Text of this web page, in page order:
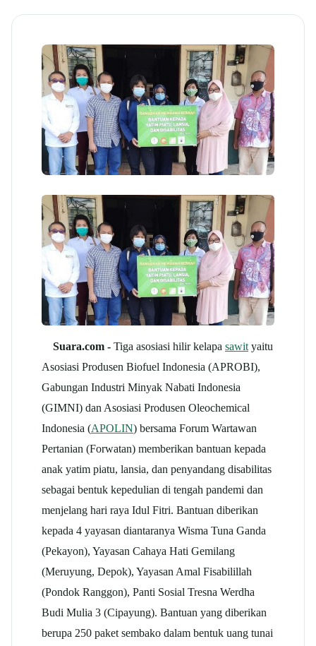
Suara.com - Tiga asosiasi hilir kelapa sawityaitu
Asosiasi Produsen Biofuel Indonesia (APROBI),
Gabungan Industri Minyak Nabati Indonesia
(GIMNI) dan Asosiasi Produsen Oleochemical
Indonesia (APOLIN) bersama Forum Wartawan
Pertanian (Forwatan) memberikan bantuan kepada
anak yatim piatu, lansia, dan penyandang disabilitas
sebagai bentuk kepedulian di tengah pandemi dan
menjelang hari raya Idul Fitri. Bantuan diberikan
kepada 4 yayasan diantaranya Wisma Tuna Ganda
(Pekayon), Yayasan Cahaya Hati Gemilang
(Meruyung, Depok), Yayasan Amal Fisabilillah
(Pondok Ranggon), Panti Sosial Tresna Werdha
Budi Mulia 3 (Cipayung). Bantuan yang diberikan
berupa 250 paket sembako dalam bentuk uang tunai